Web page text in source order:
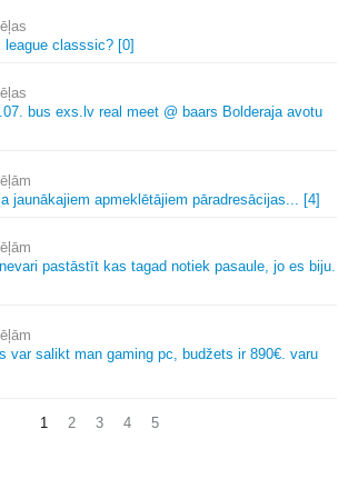
league classsic? [0]
07. bus exs. lv real meet @ baars Bolderaja avotu
jaunākajiem apmeklētājiem pāradresācijas... [4]
pastāstīt kas tagad notiek pasaule, jo es biju.
var salikt man gaming pc, budžets ir 890€. varu
1 2 3 4 5